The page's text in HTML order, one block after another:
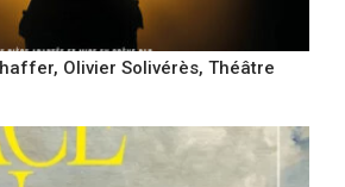
Olivier Solivérès, Théâtre